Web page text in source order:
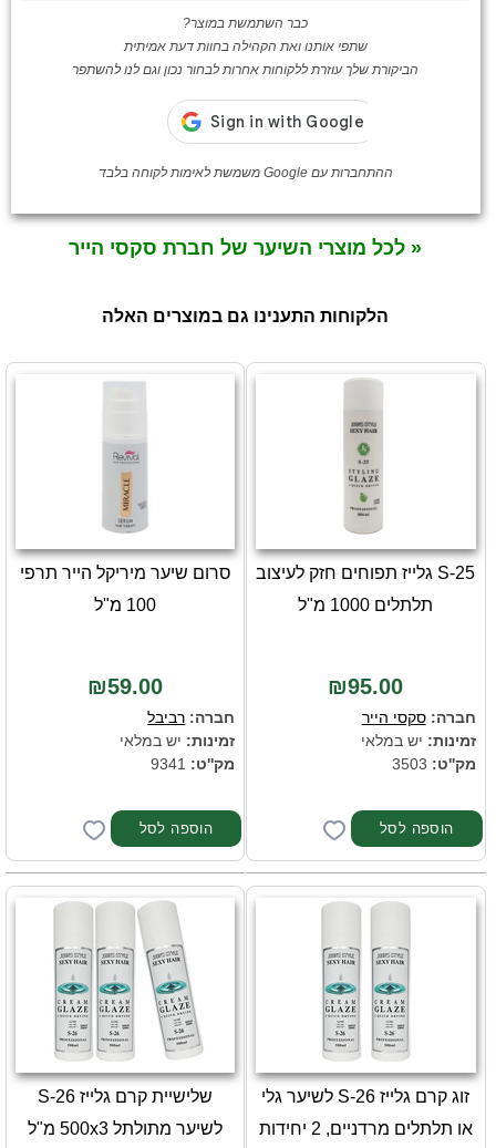
כבר השתמשת במוצר?
שתפי אותנו ואת הקהילה בחוות דעת אמיתית
הביקורת שלך עוזרת ללקוחות אחרות לבחור נכון וגם לנו להשתפר
ההתחברות עם Google משמשת לאימות לקוחה בלבד
« לכל מוצרי השיער של חברת סקסי הייר
הלקוחות התענינו גם במוצרים האלה
S-25 גלייז תפוחים חזק לעיצוב
תלתלים 1000 מ"ל
₪95.00
חברה:סקסי הייר
זמינות: יש במלאי
מק''ט:
סרום שיער מיריקל הייר תרפי
100 מ"ל
₪59.00
חברה: רביבל
זמינות: יש במלאי
מק''ט:
זוג קרם גלייז S-26 לשיער גלי
או תלתלים מרדניים, 2 יחידות
שלישיית קרם גלייז S-26
לשיער מתולתל 500x3 מ"ל